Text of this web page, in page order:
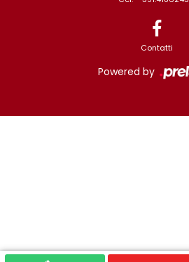
Contatti
Powered by